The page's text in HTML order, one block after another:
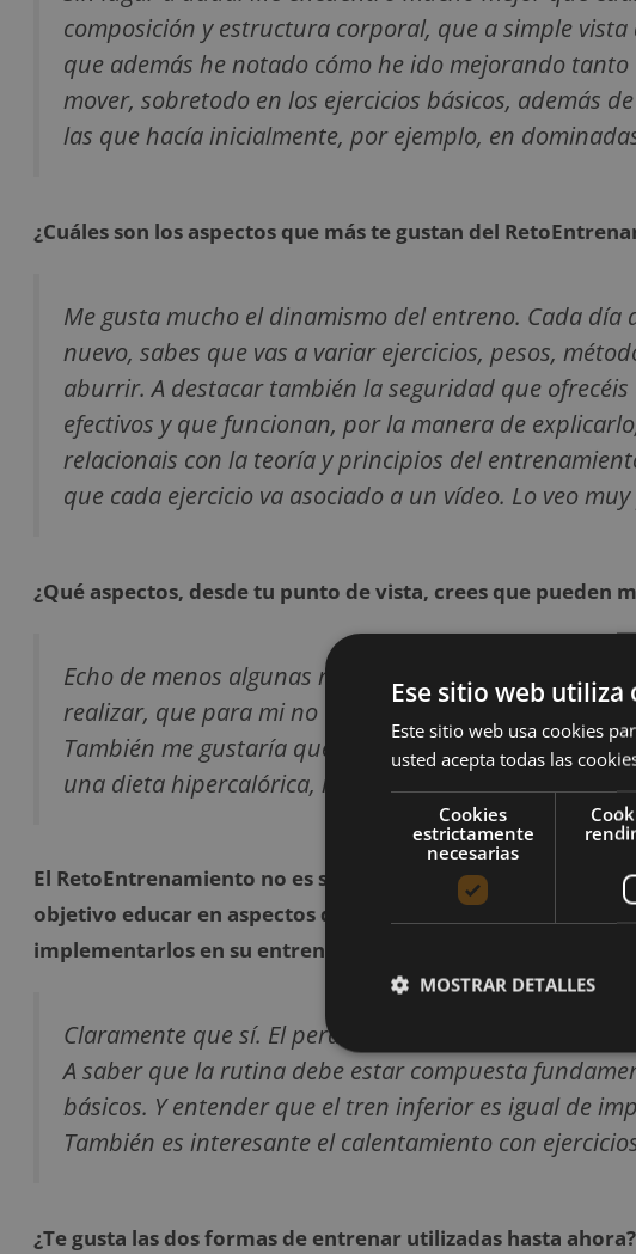
composición y estructura corporal, que a simple
que además he notado cómo he ido mejorando tanto
mover, sobretodo en los ejercicios básicos, además
las que hacía inicialmente, por ejemplo, en
¿Cuáles son los aspectos que más te gustan del
Me gusta mucho el dinamismo del entreno. Cada día
nuevo, sabes que vas a variar ejercicios, pesos,
aburrir. A destacar también la seguridad que
efectivos y que funcionan, por la manera de
relacionais con la teoría y principios del
que cada ejercicio va asociado a un vídeo. Lo veo
¿Qué aspectos, desde tu punto de vista, crees que pueden
Echo de menos algunas recomendaciones o
realizar, que para mi no es problema porque me
También me gustaría que se incluyese algo sobre
una dieta hipercalórica, indiscutiblemente necesaria
El RetoEntrenamiento no es solo un plan de
objetivo educar en aspectos del entrenamiento
implementarlos en su entrenamiento ¿En ese aspecto te ha
Claramente que sí. El perder el miedo a ejercicios
A saber que la rutina debe estar compuesta
básicos. Y entender que el tren inferior es igual de
También es interesante el calentamiento con
¿Te gusta las dos formas de entrenar utilizadas hasta
Ese sitio web utiliza
Este sitio web usa cookies
usted acepta todas las
Cookies
estrictamente
necesarias
MOSTRAR DETALLES